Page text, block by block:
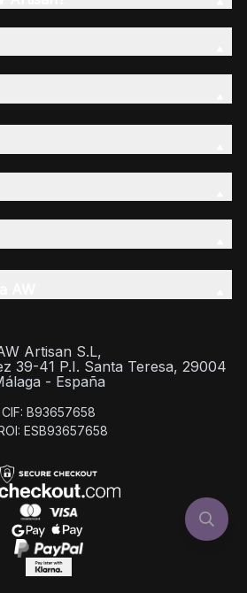
Artisan S.L,
39-41 P.I. Santa Teresa, 29004
- España
CIF: B93657658
ESB93657658